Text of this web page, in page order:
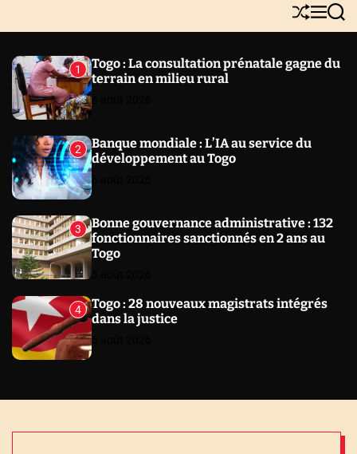
W
S
S
h
l
M
e
S
e
r
c
1
Togo : La consultation prénatale gagne du
terrain en milieu rural
2
Banque mondiale : L’IA au service du
développement au Togo
3
Bonne gouvernance administrative : 132
fonctionnaires sanctionnés en 2 ans au
Togo
4
Togo : 28 nouveaux magistrats intégrés
dans la justice